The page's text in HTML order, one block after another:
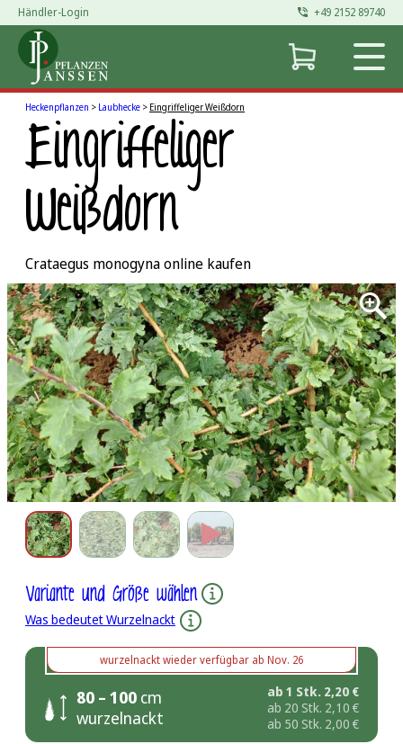
Zum
Inhalt
springen
Händler-Login +49 2152 89740
Heckenpflanzen > Laubhecke > Eingriffeliger Weißdorn
Eingriffeliger
Weißdorn
Crataegus monogyna online kaufen
Variante und Größe wählen
Was bedeutet Wurzelnackt
wurzelnacktwieder verfügbar ab Nov. 26
80 – 100 cm
wurzelnackt
ab 1 Stk. 2,20 €
ab 20 Stk. 2,10 €
ab 50 Stk. 2,00 €